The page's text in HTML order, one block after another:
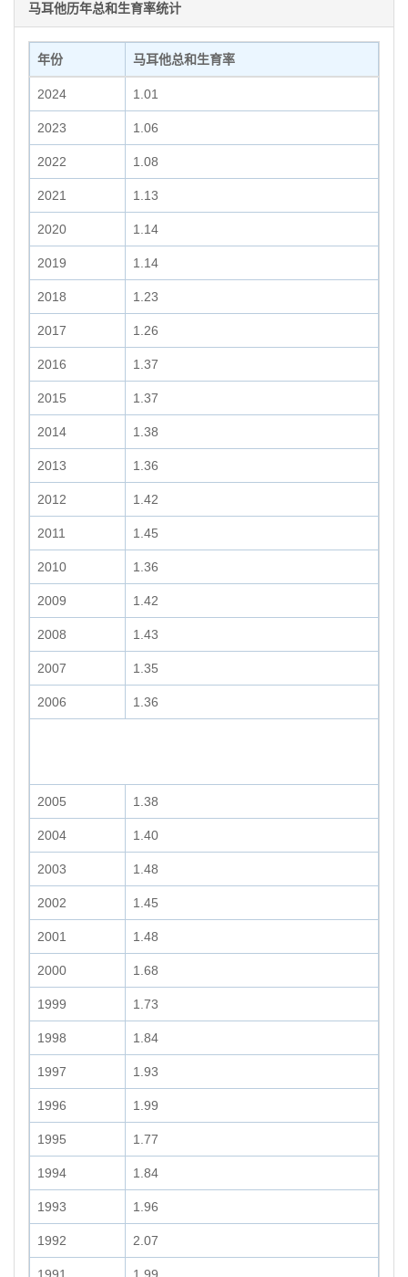
马耳他历年总和生育率统计
年份 马耳他总和生育率
2024 1.01
2023 1.06
2022 1.08
2021 1.13
2020 1.14
2019 1.14
2018 1.23
2017 1.26
2016 1.37
2015 1.37
2014 1.38
2013 1.36
2012 1.42
2011 1.45
2010 1.36
2009 1.42
2008 1.43
2007 1.35
2006 1.36
2005 1.38
2004 1.40
2003 1.48
2002 1.45
2001 1.48
2000 1.68
1999 1.73
1998 1.84
1997 1.93
1996 1.99
1995 1.77
1994 1.84
1993 1.96
1992 2.07